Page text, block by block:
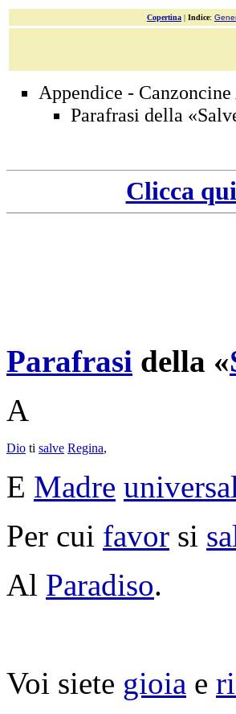
Copertina | Indice:
Appendice -
Parafrasi della
Clicca
Parafrasi della «
A
Dio ti salve Regina,
E Madre
Per cui favor si
Al Paradiso.
Voi siete gioia e